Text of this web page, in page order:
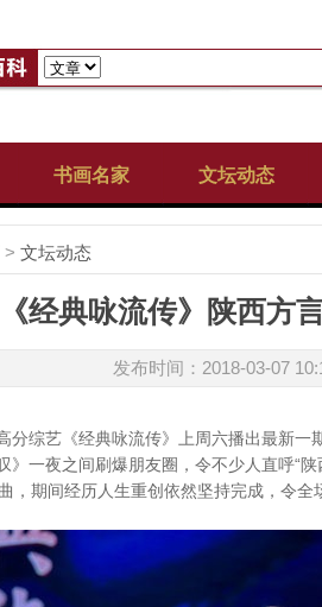
书画名家 文坛动态
> 文坛动态
《经典咏流传》陕西方
发布时间：2018-03-07
综艺《经典咏流传》上周六播出最新一
》一夜之间刷爆朋友圈，令不少人直呼“
，期间经历人生重创依然坚持完成，令全